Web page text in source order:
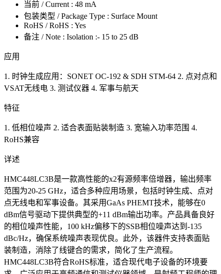
当前 / Current : 48 mA
包装类型 / Package Type : Surface Mount
RoHS / RoHS : Yes
备注 / Note : Isolation :- 15 to 25 dB
应用
1. 时钟生成应用：SONET OC-192 & SDH STM-64 2. 点对点和
VSAT无线电 3. 测试仪器 4. 军事与航天
特征
1. 低相位噪声 2. 适合表面贴装制造 3. 宽输入功率范围 4.
RoHS兼容
详述
HMC448LC3B是一款高性能的x2有源频率倍增器，输出频率
范围为20-25 GHz，适合多种应用场景，包括时钟生成、点对
点无线电和军事设备。其采用GaAs PHEMT技术，能够在0
dBm信号驱动下提供典型的+11 dBm输出功率。产品具备良好
的相位噪声性能，100 kHz偏移下的SSB相位噪声达到-135
dBc/Hz，确保系统噪声表现优良。此外，该器件支持表面贴
装制造，消除了线键合的需求，简化了生产流程。
HMC448LC3B符合RoHS标准，适合现代电子设备的环境要